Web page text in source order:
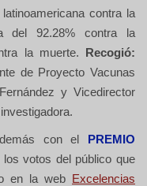
contra la
del 92.28% contra la
la muerte. Recogió:
de Proyecto Vacunas
y Vicedirector
con el
PREMIO
los votos del público que
en la web
Excelencias